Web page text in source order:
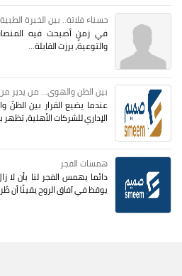
حسناء فلاتة.. بين الخبرة
في زمنٍ أصبحت فيه
والتوعية، برزت القابلة...
بين الظن والهوى... من يدير
عندما يضيع القرار بين
الإداري للشركات الأهلية، تظهر
همسات الفجر
دائما يهمس الفجر لنا بأن
يوقظ في آفاق الروح يقينًا أن